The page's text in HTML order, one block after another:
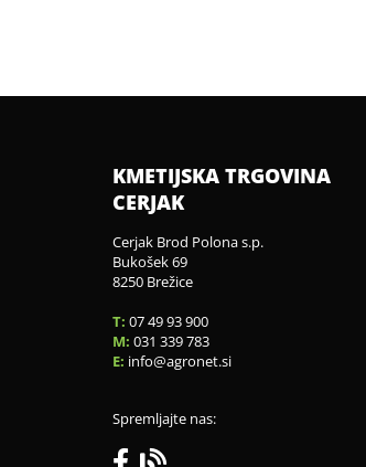
KMETIJSKA TRGOVINA
CERJAK
Cerjak Brod Polona s.p.
Bukošek 69
8250 Brežice
T: 07 49 93 900
M: 031 339 783
E: info agronet.si
Spremljajte nas: